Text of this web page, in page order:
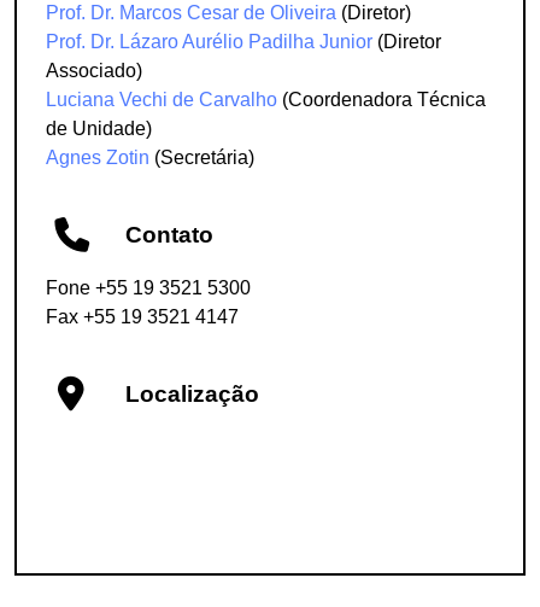
Prof. Dr. Marcos Cesar de Oliveira (Diretor)
Prof. Dr. Lázaro Aurélio Padilha Junior (Diretor
Associado)
Luciana Vechi de Carvalho (Coordenadora Técnica
de Unidade)
Agnes Zotin (Secretária)
Contato
Fone +55 19 3521 5300
Fax +55 19 3521 4147
Localização